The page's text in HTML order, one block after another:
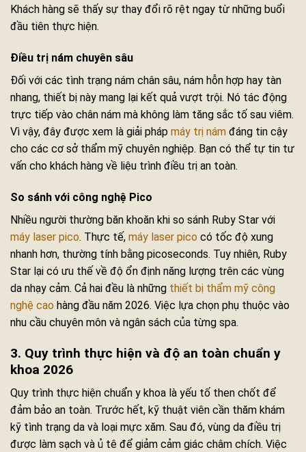
Khách hàng sẽ thấy sự thay đổi rõ rệt ngay từ những buổi
đầu tiên thực hiện.
Điều trị nám chuyên sâu
Đối với các tình trạng nám chân sâu, nám hỗn hợp hay tàn
nhang, thiết bị này mang lại kết quả vượt trội. Nó tác động
trực tiếp vào chân nám mà không làm tăng sắc tố sau viêm.
Vì vậy, đây được xem là giải pháp máy trị nám đáng tin cậy
cho các cơ sở thẩm mỹ chuyên nghiệp. Bạn có thể tự tin tư
vấn cho khách hàng về liệu trình điều trị an toàn.
So sánh với công nghệ Pico
Nhiều người thường băn khoăn khi so sánh Ruby Star với
máy laser pico. Thực tế, máy laser pico có tốc độ xung
nhanh hơn, thường tính bằng picoseconds. Tuy nhiên, Ruby
Star lại có ưu thế về độ ổn định năng lượng trên các vùng
da nhạy cảm. Cả hai đều là những thiết bị thẩm mỹ công
nghệ cao hàng đầu năm 2026. Việc lựa chọn phụ thuộc vào
nhu cầu chuyên môn và ngân sách của từng spa.
3. Quy trình thực hiện và độ an toàn chuẩn y
khoa 2026
Quy trình thực hiện chuẩn y khoa là yếu tố then chốt để
đảm bảo an toàn. Trước hết, kỹ thuật viên cần thăm khám
kỹ tình trạng da và loại mực xăm. Sau đó, vùng da điều trị
được làm sạch và ủ tê để giảm cảm giác châm chích. Việc